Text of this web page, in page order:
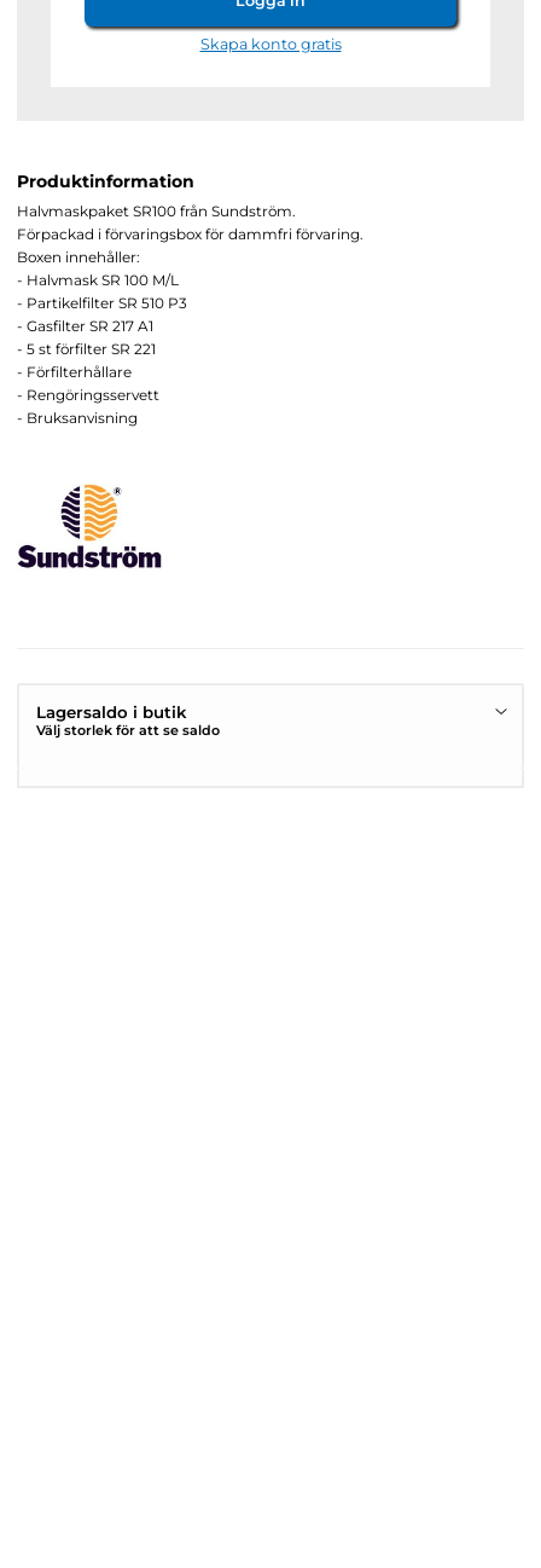
Skapa konto gratis
Produktinformation
Halvmaskpaket SR100 från Sundström.
Förpackad i förvaringsbox för dammfri förvaring.
Boxen innehåller:
- Halvmask SR 100 M/L
- Partikelfilter SR 510 P3
- Gasfilter SR 217 A1
- 5 st förfilter SR 221
- Förfilterhållare
- Rengöringsservett
- Bruksanvisning
Lagersaldo i butik
Välj storlek för att se saldo